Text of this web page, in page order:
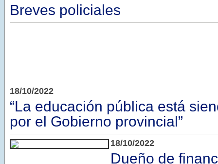
Breves policiales
18/10/2022
“La educación pública está
por el Gobierno provincial”
18/10/2022
Dueño de